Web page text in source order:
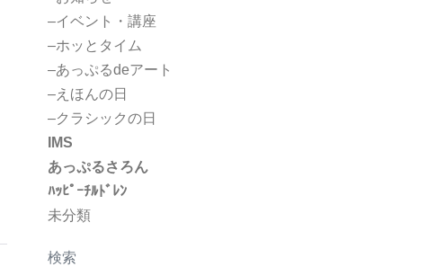
–イベント・講座
–ホッとタイム
–あっぷるdeアート
–えほんの日
–クラシックの日
IMS
あっぷるさろん
ﾊｯﾋﾟｰﾁﾙﾄﾞﾚﾝ
未分類
検索